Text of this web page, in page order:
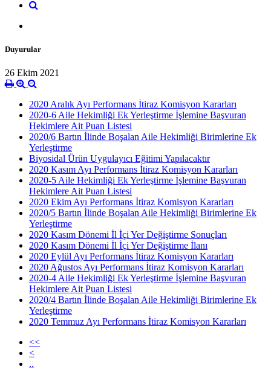
Duyurular
26 Ekim 2021
2020 Aralık Ayı Performans İtiraz Komisyon Kararları
2020-6 Aile Hekimliği Ek Yerleştirme İşlemine Başvuran
Hekimlere Ait Puan Listesi
2020/6 Bartın İlinde Boşalan Aile Hekimliği Birimlerine Ek
Yerleştirme
Biyosidal Ürün Uygulayıcı Eğitimi Yapılacaktır
2020 Kasım Ayı Performans İtiraz Komisyon Kararları
2020-5 Aile Hekimliği Ek Yerleştirme İşlemine Başvuran
Hekimlere Ait Puan Listesi
2020 Ekim Ayı Performans İtiraz Komisyon Kararları
2020/5 Bartın İlinde Boşalan Aile Hekimliği Birimlerine Ek
Yerleştirme
2020 Kasım Dönemi İl İçi Yer Değiştirme Sonuçları
2020 Kasım Dönemi İl İçi Yer Değiştirme İlanı
2020 Eylül Ayı Performans İtiraz Komisyon Kararları
2020 Ağustos Ayı Performans İtiraz Komisyon Kararları
2020-4 Aile Hekimliği Ek Yerleştirme İşlemine Başvuran
Hekimlere Ait Puan Listesi
2020/4 Bartın İlinde Boşalan Aile Hekimliği Birimlerine Ek
Yerleştirme
2020 Temmuz Ayı Performans İtiraz Komisyon Kararları
<<
<
..